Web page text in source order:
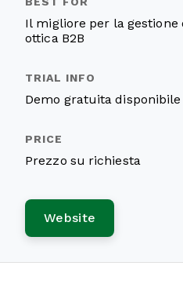
Il migliore per la gestione
ottica B2B
Demo gratuita disponibile
Prezzo su richiesta
Website